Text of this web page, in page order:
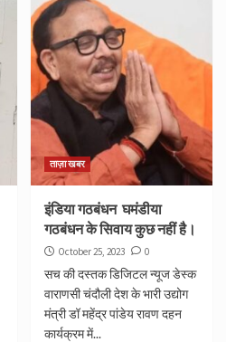
ताज़ा खबर
इंडिया गठबंधन घमंडीया
गठबंधन के सिवाय कुछ नहीं है।
October 25, 2023 0
सच की दस्तक डिजिटल न्यूज डेस्क
वाराणसी चंदौली देश के भारी उद्योग
मंत्री डॉ महेंद्र पांडेय रावण दहन
कार्यक्रम में...